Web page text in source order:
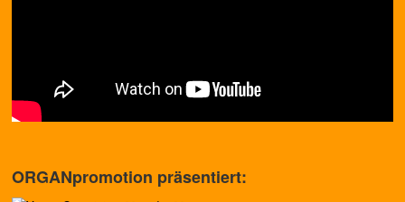
ORGANpromotion präsentiert: